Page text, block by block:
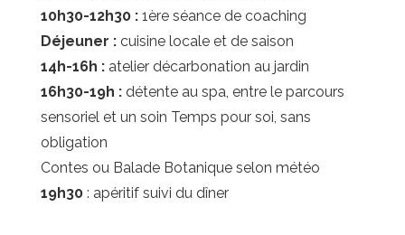
10h30-12h30 :1ère séance de coaching
Déjeuner :cuisine locale et de saison
14h-16h :atelier décarbonation au jardin
16h30-19h :détente au spa, entre le parcours
sensoriel et un soin Temps pour soi, sans
obligation
Contes ou Balade Botanique selon météo
19h30: apéritif suivi du dîner